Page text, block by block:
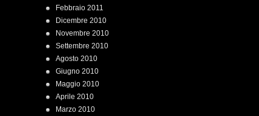
Febbraio 2011
Dicembre 2010
Novembre 2010
Settembre 2010
Agosto 2010
Giugno 2010
Maggio 2010
Aprile 2010
Marzo 2010